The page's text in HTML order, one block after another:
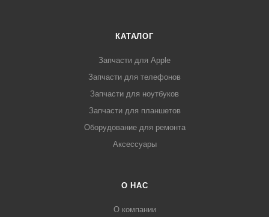
КАТАЛОГ
Запчасти для Apple
Запчасти для телефонов
Запчасти для ноутбуков
Запчасти для планшетов
Оборудование для ремонта
Аксессуары
О НАС
О компании